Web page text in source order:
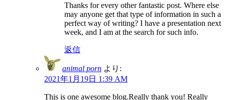
Thanks for every other fantastic post. Where else
may anyone get that type of information in such a
perfect way of writing? I have a presentation next
week, and I am at the search for such info.
返信
animal porn より:
2021年1月19日 1:39 AM
This is one awesome blog.Really thank you! Really